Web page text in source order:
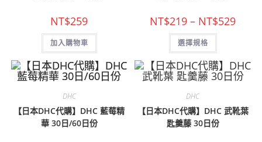
NT$259
加入購物車
NT$219 – NT$529價
到
選擇規格
此
品
有
多
種
在
產
品
DHC
【日本DHC代購】DHC 藍莓精
華 30日/60日份
DHC
【日本DHC代購】DHC 武靴葉
匙羹藤 30日份